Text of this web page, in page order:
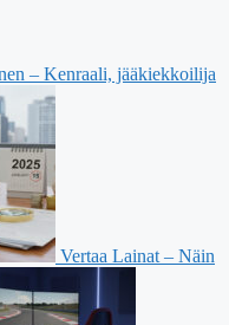
– Kenraali, jääkiekkoilija
Vertaa Lainat – Näin